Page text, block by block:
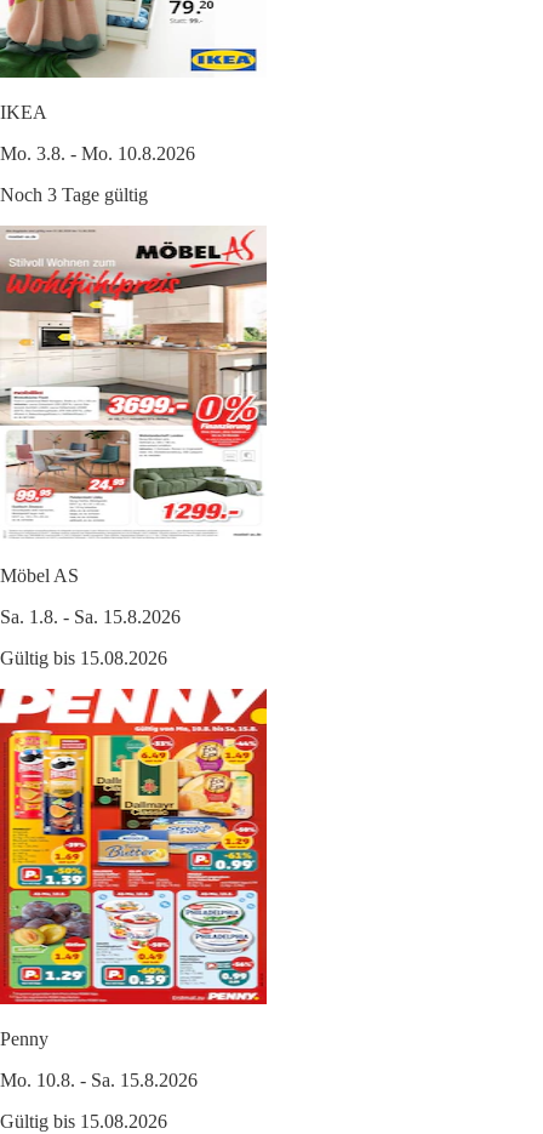
IKEA
Mo. 3.8. - Mo. 10.8.2026
Noch 3 Tage gültig
Möbel AS
Sa. 1.8. - Sa. 15.8.2026
Gültig bis 15.08.2026
Penny
Mo. 10.8. - Sa. 15.8.2026
Gültig bis 15.08.2026